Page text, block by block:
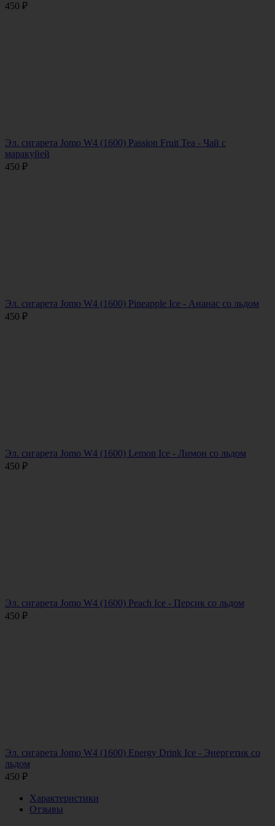
450 ₽
Эл. сигарета Jomo W4 (1600) Passion Fruit Tea - Чай с
маракуйей
450 ₽
Эл. сигарета Jomo W4 (1600) Pineapple Ice - Ананас со льдом
450 ₽
Эл. сигарета Jomo W4 (1600) Lemon Ice - Лимон со льдом
450 ₽
Эл. сигарета Jomo W4 (1600) Peach Ice - Персик со льдом
450 ₽
Эл. сигарета Jomo W4 (1600) Energy Drink Ice - Энергетик со
льдом
450 ₽
Характеристики
Отзывы